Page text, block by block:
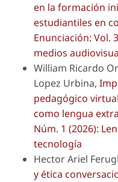
en la formación
estudiantiles en
Enunciación: Vol.
medios
William Ricardo
Lopez Urbina,
pedagógico
como lengua
Núm. 1 (2026):
tecnología
Hector Ariel
y ética